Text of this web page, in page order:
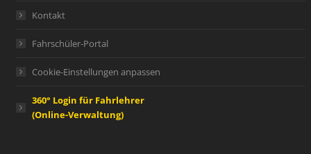
Kontakt
Fahrschüler-Portal
Cookie-Einstellungen anpassen
360° Login für Fahrlehrer
(Online-Verwaltung)